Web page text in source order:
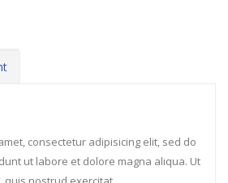
consectetur adipisicing elit, sed do
ut labore et dolore magna aliqua. Ut